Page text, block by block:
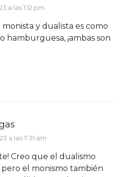
a las 1:12 pm
hamburguesa, ¡ambas son
a las 7:31 am
el monismo también